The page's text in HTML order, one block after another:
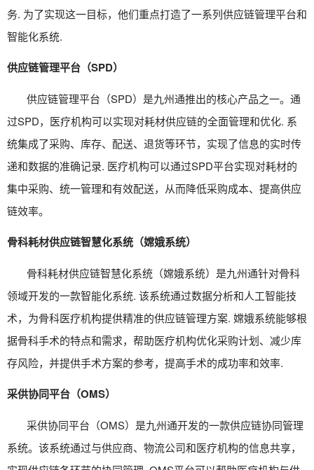
务. 为了实现这一目标，他们重点打造了一系列供应链管理平台和
智能化系统.
供应链管理平台（SPD）
供应链管理平台（SPD）是九州通推出的核心产品之一。通
过SPD，医疗机构可以实现对耗材供应链的全面管理和优化. 系
统集成了采购、库存、配送、退货等环节，实现了信息的实时传
递和数据的准确记录. 医疗机构可以通过SPD平台实现对耗材的
集中采购、统一管理和有效配送，从而降低采购成本、提高供应
链效率。
骨科耗材供应链智慧化系统（嫦娥系统）
骨科耗材供应链智慧化系统（嫦娥系统）是九州通针对骨科
领域开发的一款智能化系统. 该系统通过数据分析和人工智能技
术，为骨科医疗机构提供精准的供应链管理方案. 嫦娥系统能够根
据骨科手术的特点和需求，帮助医疗机构优化采购计划、减少库
存风险，并提供手术方案的参考，提高手术的成功率和效率.
采供协同平台（OMS）
采供协同平台（OMS）是九州通开发的一款供应链协同管理
系统。该系统通过与供应商、物流公司和医疗机构的信息共享，